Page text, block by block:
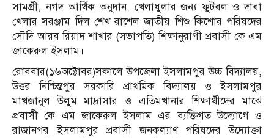
সামগ্রী, নগদ আর্থিক অনুদান, খেলাধুলার জন্য ফুটবল ও দাবা
খেলার সরঞ্জাম দিল শেখ রাশেল জাতীয় শিশু কিশোর পরিষদের
সৌদি আরব রিয়াদ শাখার (সভাপতি) শিক্ষানুরাগী প্রবাসী কে এম
জাকেরুল ইসলাম।
রোববার(১৬অক্টোবর)সকালে উপজেলা ইসলামপুর উচ্চ বিদ্যালয়,
উত্তর নিশ্চিন্তপুর সরকারি প্রাথমিক বিদ্যালয় ও ইসলামপুর
মাখজানুল উলুম মাদ্রাসার ও এতিমখানার শিক্ষার্থীদের মাঝে
প্রবাসী কে এম জাকেরুল ইসলাম এর ব্যক্তিগত উদ্যোগে ও
রাজানগর ইসলামপুর প্রবাসী জনকল্যাণ পরিষদের উদ্যোক্তা